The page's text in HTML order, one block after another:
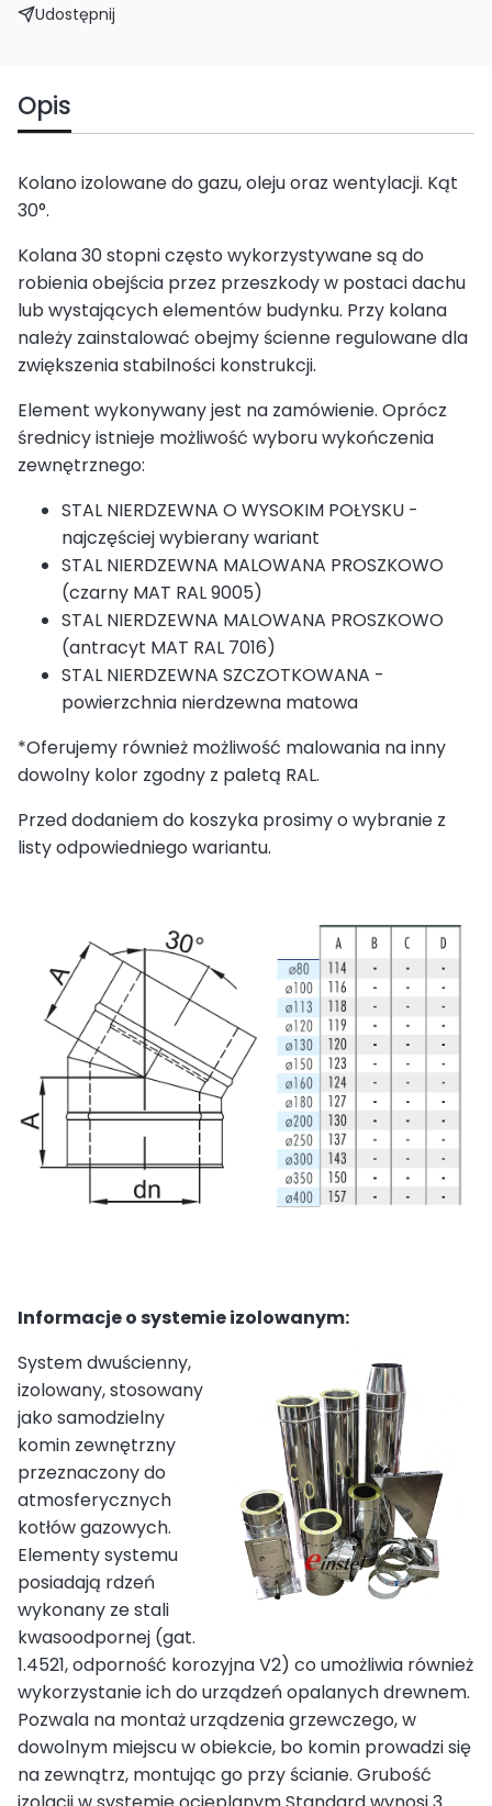
Udostępnij
Opis
Kolano izolowane do gazu, oleju oraz wentylacji. Kąt
30°.
Kolana 30 stopni często wykorzystywane są do
robienia obejścia przez przeszkody w postaci dachu
lub wystających elementów budynku. Przy kolana
należy zainstalować obejmy ścienne regulowane dla
zwiększenia stabilności konstrukcji.
Element wykonywany jest na zamówienie. Oprócz
średnicy istnieje możliwość wyboru wykończenia
zewnętrznego:
STAL NIERDZEWNA O WYSOKIM POŁYSKU -
najczęściej wybierany wariant
STAL NIERDZEWNA MALOWANA PROSZKOWO
(czarny MAT RAL 9005)
STAL NIERDZEWNA MALOWANA PROSZKOWO
(antracyt MAT RAL 7016)
STAL NIERDZEWNA SZCZOTKOWANA -
powierzchnia nierdzewna matowa
*Oferujemy również możliwość malowania na inny
dowolny kolor zgodny z paletą RAL.
Przed dodaniem do koszyka prosimy o wybranie z
listy odpowiedniego wariantu.
Informacje o systemie izolowanym:
System dwuścienny,
izolowany, stosowany
jako samodzielny
komin zewnętrzny
przeznaczony do
atmosferycznych
kotłów gazowych.
Elementy systemu
posiadają rdzeń
wykonany ze stali
kwasoodpornej (gat.
1.4521, odporność korozyjna V2) co umożliwia również
wykorzystanie ich do urządzeń opalanych drewnem.
Pozwala na montaż urządzenia grzewczego, w
dowolnym miejscu w obiekcie, bo komin prowadzi się
na zewnątrz, montując go przy ścianie. Grubość